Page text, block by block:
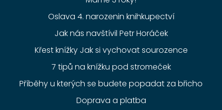
Oslava 4. narozenin knihkupectví
Jak nás navštívil Petr Horáček
Křest knížky Jak si vychovat sourozence
7 tipů na knížku pod stromeček
Příběhy u kterých se budete popadat za břicho
Doprava a platba